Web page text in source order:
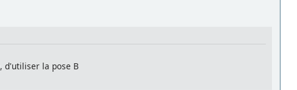
d'utiliser la pose B